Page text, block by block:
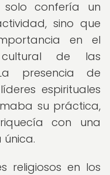
confería un
sino que
en el
de las
presencia de
espirituales
su práctica,
con una
única.
religiosos en los